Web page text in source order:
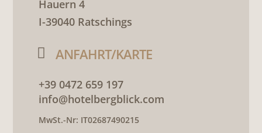
Hauern 4
I-39040 Ratschings
 ANFAHRT/KARTE
+39 0472 659 197
info@hotelbergblick.com
MwSt.-Nr: IT02687490215